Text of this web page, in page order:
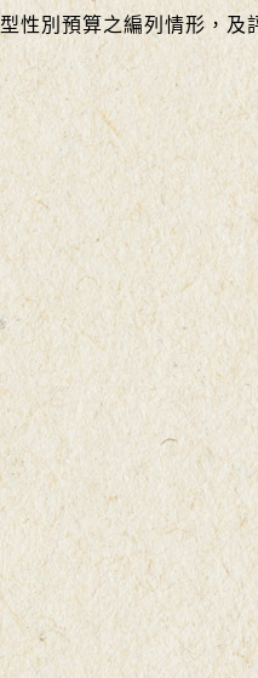
別預算之編列情形，及